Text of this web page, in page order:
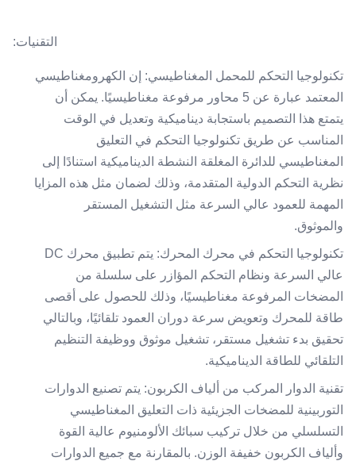
التقنيات:
تكنولوجيا التحكم للمحمل المغناطيسي: إن الكهرومغناطيسي
المعتمد عبارة عن 5 محاور مرفوعة مغناطيسيًا. يمكن أن
يتمتع هذا التصميم باستجابة ديناميكية وتعديل في الوقت
المناسب عن طريق تكنولوجيا التحكم في التعليق
المغناطيسي للدائرة المغلقة النشطة الديناميكية استنادًا إلى
نظرية التحكم الدولية المتقدمة، وذلك لضمان مثل هذه المزايا
المهمة للعمود عالي السرعة مثل التشغيل المستقر
والموثوق.
تكنولوجيا التحكم في محرك المحرك: يتم تطبيق محرك DC
عالي السرعة ونظام التحكم المؤازر على سلسلة من
المضخات المرفوعة مغناطيسيًا، وذلك للحصول على أقصى
طاقة للمحرك وتعويض سرعة دوران العمود تلقائيًا، وبالتالي
تحقيق بدء تشغيل مستقر، تشغيل موثوق ووظيفة التنظيم
التلقائي للطاقة الديناميكية.
تقنية الدوار المركب من ألياف الكربون: يتم تصنيع الدوارات
التوربينية للمضخات الجزيئية ذات التعليق المغناطيسي
التسلسلي من خلال تركيب سبائك الألومنيوم عالية القوة
وألياف الكربون خفيفة الوزن. بالمقارنة مع جميع الدوارات